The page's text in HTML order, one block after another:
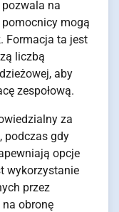
na
mogą
Formacja ta jest
liczbą
aby
zespołową.
za
podczas gdy
opcje
wykorzystanie
przez
obronę